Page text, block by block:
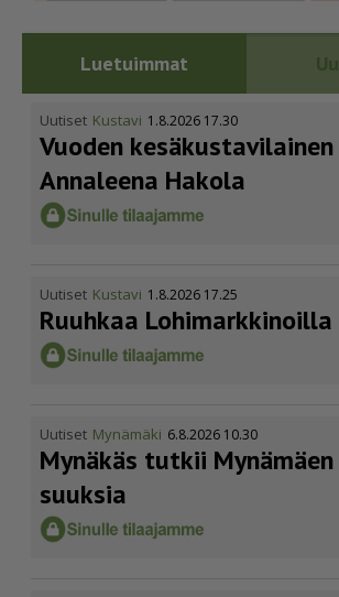
Luetuimmat
Uutiset Kustavi 1.8.2026 17.30
Vuoden
Annaleena Hakola
Uutiset Kustavi 1.8.2026 17.25
Ruuhkaa Lohimark­ki­noilla
Uutiset Mynämäki 6.8.2026 10.30
Mynäkäs tutkii
suuksia